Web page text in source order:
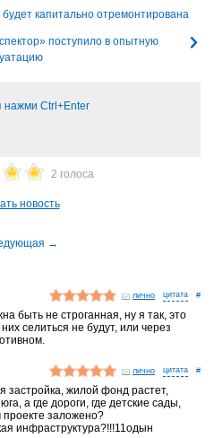
капитально отремонтирована
поступило в опытную
нажми Ctrl+Enter
2 голоса
новость
лично #
быть не строганная, ну я так, это
селиться не будут, или через
лично #
застройка, жилой фонд растет,
а где дороги, где детские сады,
проекте заложено?
инфраструктура?!!!11одын